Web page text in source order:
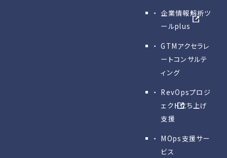
企業情報解析ツ
ールplus
GTMアクセラレ
ートコンサルテ
ィング
RevOpsプロジ
ェクト立ち上げ
支援
MOps支援サー
ビス